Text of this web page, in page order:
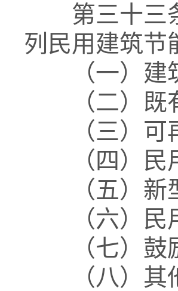
第三十三条
列民用建筑节
（一）建筑
（二）既有
（三）可再
（四）民用
（五）新型
（六）民用
（七）鼓励
（八）其他